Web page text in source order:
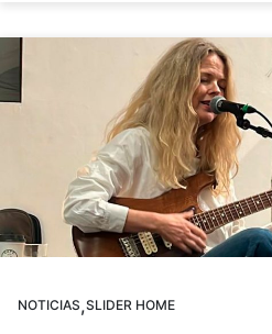
NOTICIAS,SLIDER HOME